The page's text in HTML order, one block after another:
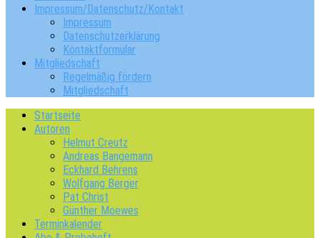
Impressum/Datenschutz/Kontakt
Impressum
Datenschutzerklärung
Kontaktformular
Mitgliedschaft
Regelmäßig fördern
Mitgliedschaft
Startseite
Autoren
Helmut Creutz
Andreas Bangemann
Eckhard Behrens
Wolfgang Berger
Pat Christ
Günther Moewes
Terminkalender